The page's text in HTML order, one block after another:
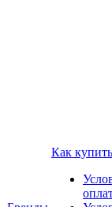
Как купить